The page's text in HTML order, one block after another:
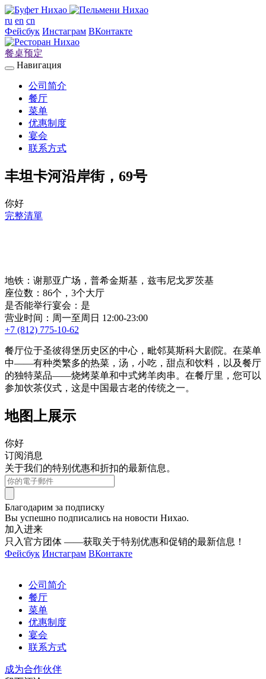
ru en cn
Фейсбук Инстаграм ВКонтакте
餐桌预定
Навигация
公司简介
餐厅
菜单
优惠制度
宴会
联系方式
丰坦卡河沿岸街，69号
你好
完整清單
地铁：谢那亚广场，普希金斯基，兹韦尼戈罗茨基
座位数：86个，3个大厅
是否能举行宴会：是
营业时间：周一至周日 12:00-23:00
+7 (812) 775-10-62
餐厅位于圣彼得堡历史区的中心，毗邻莫斯科大剧院。在菜单
中——有种类繁多的热菜，汤，小吃，甜点和饮料，以及餐厅
的独特菜品——烧烤菜单和中式烤羊肉串。在餐厅里，您可以
参加饮茶仪式，这是中国最古老的传统之一。
地图上展示
你好
订阅消息
关于我们的特别优惠和折扣的最新信息。
Благодарим за подписку
Вы успешно подписались на новости Нихао.
加入进来
只入官方团体 ——获取关于特别优惠和促销的最新信息！
Фейсбук Инстаграм ВКонтакте
公司简介
餐厅
菜单
优惠制度
宴会
联系方式
成为合作伙伴